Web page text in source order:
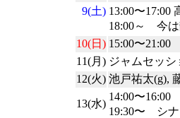
9(土) 13:00〜17:00
18:00～ 今
10(日) 15:00〜21:00
11(月) ジャムセッシ
12(火) 池戸祐太(g),
13(水)
14:00〜
19:30〜 シナ